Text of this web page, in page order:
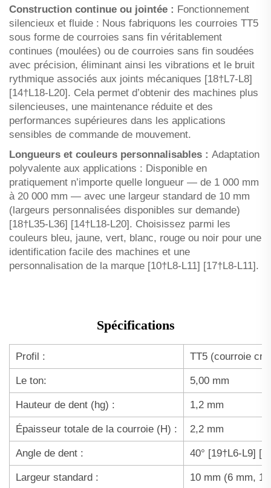
Construction continue ou jointée : Fonctionnement
silencieux et fluide : Nous fabriquons les courroies TT5
sous forme de courroies sans fin véritablement
continues (moulées) ou de courroies sans fin soudées
avec précision, éliminant ainsi les vibrations et le bruit
rythmique associés aux joints mécaniques [18†L7-L8]
[14†L18-L20]. Cela permet d’obtenir des machines plus
silencieuses, une maintenance réduite et des
performances supérieures dans les applications
sensibles de commande de mouvement.
Longueurs et couleurs personnalisables : Adaptation
polyvalente aux applications : Disponible en
pratiquement n’importe quelle longueur — de 1 000 mm
à 20 000 mm — avec une largeur standard de 10 mm
(largeurs personnalisées disponibles sur demande)
[18†L35-L36] [14†L18-L20]. Choisissez parmi les
couleurs bleu, jaune, vert, blanc, rouge ou noir pour une
identification facile des machines et une
personnalisation de la marque [10†L8-L11] [17†L8-L11].
Spécifications
Profil : TT5 (courroie
Le ton: 5,00 mm
Hauteur de dent (hg) : 1,2 mm
Épaisseur totale de la courroie (H) : 2,2 mm
Angle de dent : 40° [19†L6-L9]
Largeur standard : 10 mm (6 mm,